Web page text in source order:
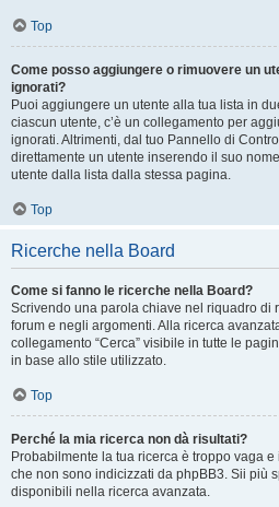
Top
Come posso aggiungere o rimuovere un
ignorati?
Puoi aggiungere un utente alla tua lista in
ciascun utente, c’è un collegamento per
ignorati. Altrimenti, dal tuo Pannello di
direttamente un utente inserendo il suo
utente dalla lista dalla stessa pagina.
Top
Ricerche nella Board
Come si fanno le ricerche nella Board?
Scrivendo una parola chiave nel riquadro di
forum e negli argomenti. Alla ricerca
collegamento “Cerca” visibile in tutte le
in base allo stile utilizzato.
Top
Perché la mia ricerca non dà risultati?
Probabilmente la tua ricerca è troppo vaga
che non sono indicizzati da phpBB3. Sii più
disponibili nella ricerca avanzata.